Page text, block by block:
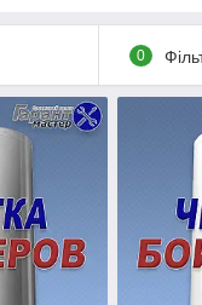
капітальний
правило зроблять це за
отримаєте найкраще
не в змозі
гул, шум, що
самостійно.
тоді, коли цього
пізно ввечері, на
не мало,
є приємним для
0